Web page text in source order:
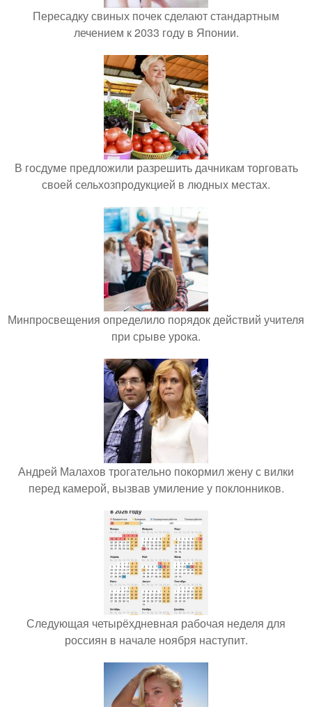
Пересадку свиных почек сделают стандартным
лечением к 2033 году в Японии.
В госдуме предложили разрешить дачникам торговать
своей сельхозпродукцией в людных местах.
Минпросвещения определило порядок действий учителя
при срыве урока.
Андрей Малахов трогательно покормил жену с вилки
перед камерой, вызвав умиление у поклонников.
Следующая четырёхдневная рабочая неделя для
россиян в начале ноября наступит.